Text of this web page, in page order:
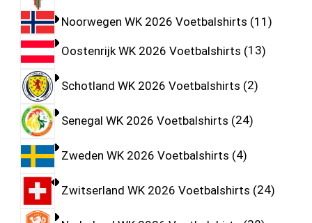
Noorwegen WK 2026 Voetbalshirts 11
Oostenrijk WK 2026 Voetbalshirts 13
Schotland WK 2026 Voetbalshirts 2
Senegal WK 2026 Voetbalshirts 24
Zweden WK 2026 Voetbalshirts 4
Zwitserland WK 2026 Voetbalshirts 24